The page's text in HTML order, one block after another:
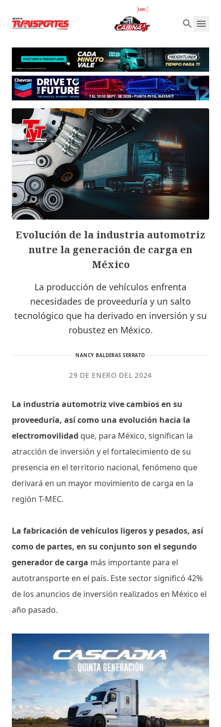
Evolución de la industria automotriz
nutre la generación de carga en
México
La producción de vehículos enfrenta
necesidades de proveeduría y un salto
tecnológico que ha derivado en inversión y su
robustez en México.
NANCY BALDERAS SERRATO
29 DE ENERO DEL 2024
La industria automotriz vive cambios en su
proveeduría, así como una evolución hacia la
electromovilidad que, para México, significan la
atracción de inversión y el fortalecimiento de su
presencia en el territorio nacional, fenómeno que
derivará en un mayor movimiento de carga en la
región T-MEC.
La fabricación de vehículos ligeros y pesados, así
como de partes, en su conjunto son el segundo
generador de carga más importante para el
autotransporte en el país. Este sector significó 42%
de los anuncios de inversión realizados en México el
año pasado.